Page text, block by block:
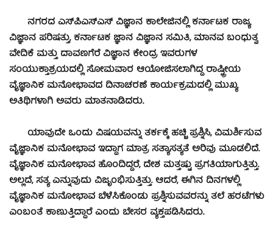
ನಗರದ ಎಸ್‍ಪಿಎಸ್‍ಎಸ್ ವಿಜ್ಞಾನ ಕಾಲೇಜಿನಲ್ಲಿ ಕರ್ನಾಟಕ ರಾಜ್ಯ
ವಿಜ್ಞಾನ ಪರಿಷತ್ತು, ಕರ್ನಾಟಕ ಜ್ಞಾನ ವಿಜ್ಞಾನ ಸಮಿತಿ, ಮಾನವ ಬಂಧುತ್ವ
ವೇದಿಕೆ ಮತ್ತು ದಾವಣಗೆರೆ ವಿಜ್ಞಾನ ಕೇಂದ್ರ ಇವರುಗಳ
ಸಂಯುಕ್ತಾಶ್ರಯದಲ್ಲಿ ಸೋಮವಾರ ಆಯೋಜಿಸಲಾಗಿದ್ದ ರಾಷ್ಟ್ರೀಯ
ವೈಜ್ಞಾನಿಕ ಮನೋಭಾವದ ದಿನಾಚರಣೆ ಕಾರ್ಯಕ್ರಮದಲ್ಲಿ ಮುಖ್ಯ
ಅತಿಥಿಗಳಾಗಿ ಅವರು ಮಾತನಾಡಿದರು.
ಯಾವುದೇ ಒಂದು ವಿಷಯವನ್ನು ತರ್ಕಕ್ಕೆ ಹಚ್ಚಿ ಪ್ರಶ್ನಿಸಿ, ವಿಮರ್ಶಿಸುವ
ವೈಜ್ಞಾನಿಕ ಮನೋಭಾವ ಇದ್ದಾಗ ಮಾತ್ರ ಸತ್ಯಾಸತ್ಯತೆ ಅರಿವು ಮೂಡಲಿದೆ.
ವೈಜ್ಞಾನಿಕ ಮನೋಭಾವ ಹೊಂದಿದ್ದರೆ, ದೇಶ ಮತ್ತಷ್ಟು ಪ್ರಗತಿಯಾಗುತ್ತಿತ್ತು.
ಅಲ್ಲದೆ, ಸತ್ಯ ಎನ್ನುವುದು ವಿಜೃಂಭಿಸುತ್ತಿತ್ತು. ಆದರೆ, ಈಗಿನ ದಿನಗಳಲ್ಲಿ
ವೈಜ್ಞಾನಿಕ ಮನೋಭಾವ ಬೆಳೆಸಿಕೊಂಡು ಪ್ರಶ್ನಿಸುವವರನ್ನು ತಲೆ ಹರಟೆಗಳು
ಎಂಬಂತೆ ಕಾಣುತ್ತಿದ್ದಾರೆ ಎಂದು ಬೇಸರ ವ್ಯಕ್ತಪಡಿಸಿದರು.